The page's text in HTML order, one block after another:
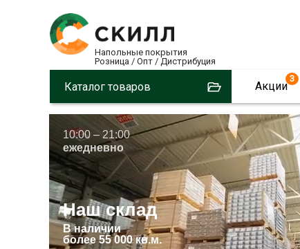
Напольные покрытия
Розница / Опт / Дистрибуция
Каталог товаров Акции
3
10:00 – 21:00
ежедневно
Наш склад
Вналичии
более 55 000 кв.м.